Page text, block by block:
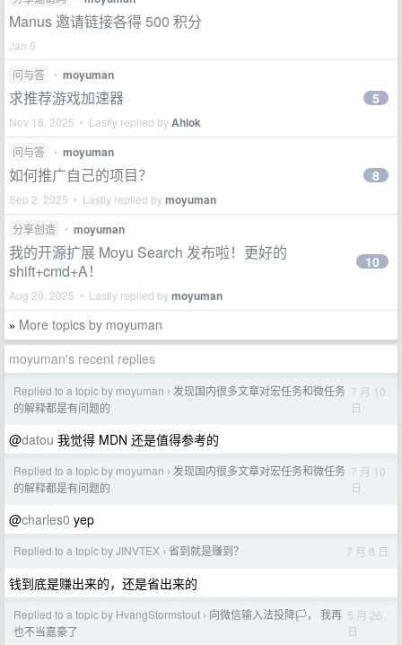
Manus 邀请链接各得 500 积分
Jan 5
问与答
• moyuman
求推荐游戏加速器
Nov 18, 2025 • Lastly replied byAhiok
5
问与答 • moyuman
如何推广自己的项目？
Sep 2, 2025 • Lastly replied bymoyuman
8
分享创造 • moyuman
我的开源扩展 Moyu Search 发布啦！更好的
shift+cmd+A！
Aug 20, 2025 • Lastly replied bymoyuman
10
» More topics by moyuman
moyuman's recent replies
Replied to a topic by moyuman › 发现国内很多文章对宏任务和微任务
的解释都是有问题的
7 月 10
日
@datou 我觉得 MDN 还是值得参考的
Replied to a topic by moyuman › 发现国内很多文章对宏任务和微任务
的解释都是有问题的
7 月 10
日
@charles0 yep
Replied to a topic by JINVTEX › 省到就是赚到？ 7 月 8 日
钱到底是赚出来的，还是省出来的
Replied to a topic by HvangStormstout › 向微信输入法投降🏳️， 我再
也不当嘉豪了
5 月 26
日